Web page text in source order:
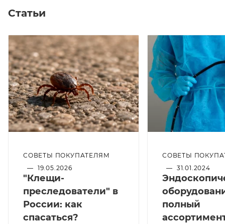
Статьи
СОВЕТЫ ПОКУПАТЕЛЯМ
— 19.05.2026
"Клещи-
преследователи" в
России: как
спасаться?
СОВЕТЫ
— 31.01.2024
полный